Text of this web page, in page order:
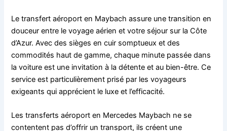
Le transfert aéroport en Maybach assure une transition en
douceur entre le voyage aérien et votre séjour sur la Côte
d’Azur. Avec des sièges en cuir somptueux et des
commodités haut de gamme, chaque minute passée dans
la voiture est une invitation à la détente et au bien-être. Ce
service est particulièrement prisé par les voyageurs
exigeants qui apprécient le luxe et l’efficacité.
Les transferts aéroport en Mercedes Maybach ne se
contentent pas d’offrir un transport, ils créent une